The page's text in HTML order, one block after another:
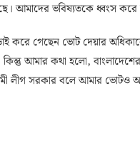
আমাদের ভবিষ্যতকে ধ্বংস করে
করে গেছেন ভোট দেয়ার
কিন্তু আমার কথা হলো,
লীগ সরকার বলে আমার ভোটও